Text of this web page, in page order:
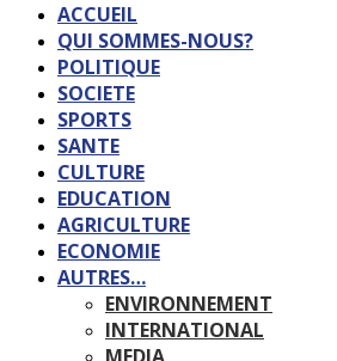
ACCUEIL
QUI SOMMES-NOUS?
POLITIQUE
SOCIETE
SPORTS
SANTE
CULTURE
EDUCATION
AGRICULTURE
ECONOMIE
AUTRES…
ENVIRONNEMENT
INTERNATIONAL